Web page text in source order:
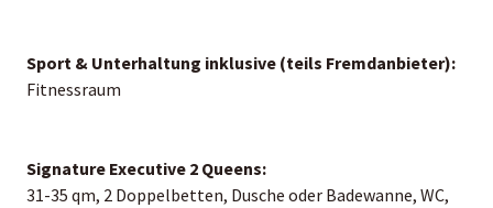
Sport & Unterhaltung inklusive (teils Fremdanbieter):
Fitnessraum
Signature Executive 2 Queens:
31-35 qm, 2 Doppelbetten, Dusche oder Badewanne, WC,